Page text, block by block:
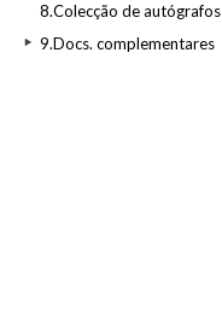
8.Colecção de autógrafos
9.Docs. complementares